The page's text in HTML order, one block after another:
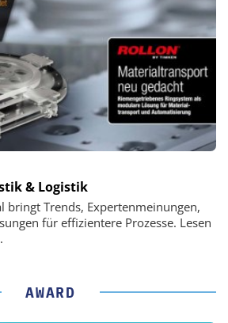
& Logistik
bringt Trends, Expertenmeinungen,
für effizientere Prozesse. Lesen
AWARD